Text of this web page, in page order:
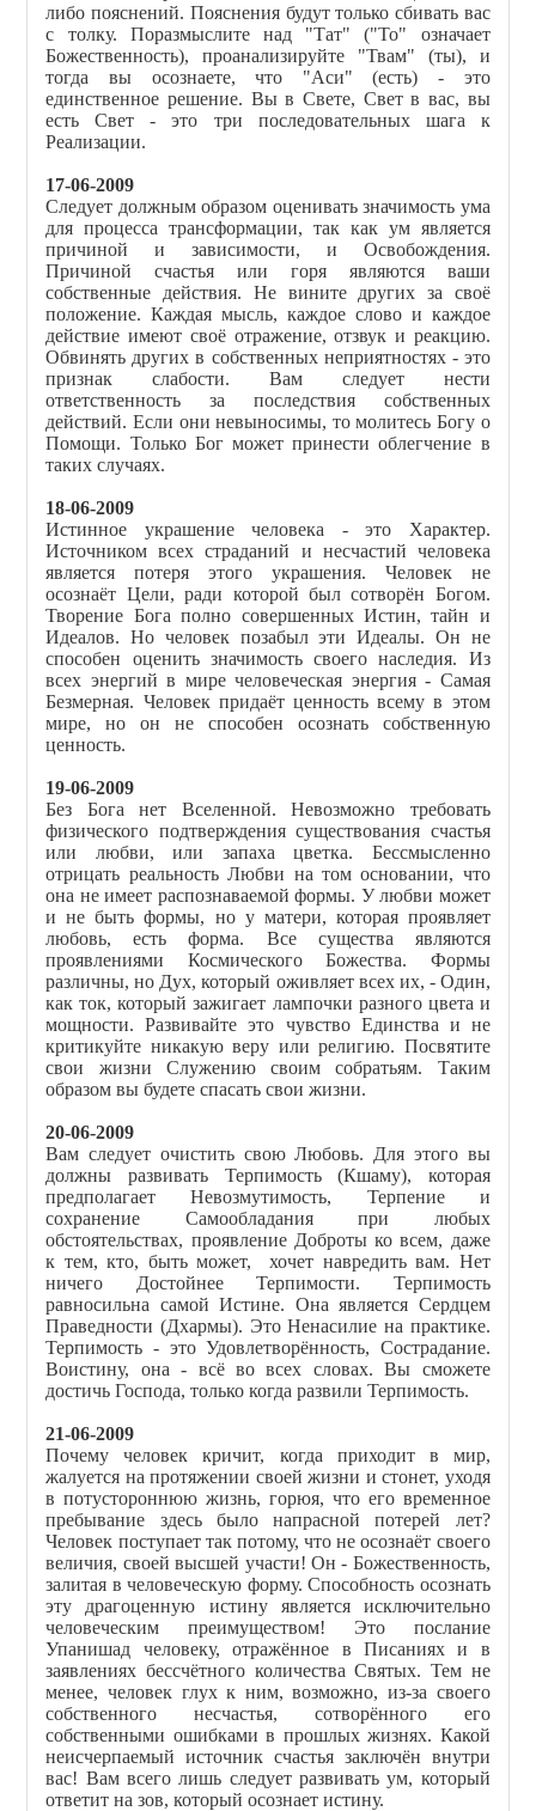
либо пояснений. Пояснения будут только сбивать вас
с толку. Поразмыслите над "Тат" ("То" означает
Божественность), проанализируйте "Твам" (ты), и
тогда вы осознаете, что "Аси" (есть) - это
единственное решение. Вы в Свете, Свет в вас, вы
есть Свет - это три последовательных шага к
Реализации.
17-06-2009
Следует должным образом оценивать значимость ума
для процесса трансформации, так как ум является
причиной и зависимости, и Освобождения.
Причиной счастья или горя являются ваши
собственные действия. Не вините других за своё
положение. Каждая мысль, каждое слово и каждое
действие имеют своё отражение, отзвук и реакцию.
Обвинять других в собственных неприятностях - это
признак слабости. Вам следует нести
ответственность за последствия собственных
действий. Если они невыносимы, то молитесь Богу о
Помощи. Только Бог может принести облегчение в
таких случаях.
18-06-2009
Истинное украшение человека - это Характер.
Источником всех страданий и несчастий человека
является потеря этого украшения. Человек не
осознаёт Цели, ради которой был сотворён Богом.
Творение Бога полно совершенных Истин, тайн и
Идеалов. Но человек позабыл эти Идеалы. Он не
способен оценить значимость своего наследия. Из
всех энергий в мире человеческая энергия - Самая
Безмерная. Человек придаёт ценность всему в этом
мире, но он не способен осознать собственную
ценность.
19-06-2009
Без Бога нет Вселенной. Невозможно требовать
физического подтверждения существования счастья
или любви, или запаха цветка. Бессмысленно
отрицать реальность Любви на том основании, что
она не имеет распознаваемой формы. У любви может
и не быть формы, но у матери, которая проявляет
любовь, есть форма. Все существа являются
проявлениями Космического Божества. Формы
различны, но Дух, который оживляет всех их, - Один,
как ток, который зажигает лампочки разного цвета и
мощности. Развивайте это чувство Единства и не
критикуйте никакую веру или религию. Посвятите
свои жизни Служению своим собратьям. Таким
образом вы будете спасать свои жизни.
20-06-2009
Вам следует очистить свою Любовь. Для этого вы
должны развивать Терпимость (Кшаму), которая
предполагает Невозмутимость, Терпение и
сохранение Самообладания при любых
обстоятельствах, проявление Доброты ко всем, даже
к тем, кто, быть может, хочет навредить вам. Нет
ничего Достойнее Терпимости. Терпимость
равносильна самой Истине. Она является Сердцем
Праведности (Дхармы). Это Ненасилие на практике.
Терпимость - это Удовлетворённость, Сострадание.
Воистину, она - всё во всех словах. Вы сможете
достичь Господа, только когда развили Терпимость.
21-06-2009
Почему человек кричит, когда приходит в мир,
жалуется на протяжении своей жизни и стонет, уходя
в потустороннюю жизнь, горюя, что его временное
пребывание здесь было напрасной потерей лет?
Человек поступает так потому, что не осознаёт своего
величия, своей высшей участи! Он - Божественность,
залитая в человеческую форму. Способность осознать
эту драгоценную истину является исключительно
человеческим преимуществом! Это послание
Упанишад человеку, отражённое в Писаниях и в
заявлениях бессчётного количества Святых. Тем не
менее, человек глух к ним, возможно, из-за своего
собственного несчастья, сотворённого его
собственными ошибками в прошлых жизнях. Какой
неисчерпаемый источник счастья заключён внутри
вас! Вам всего лишь следует развивать ум, который
ответит на зов, который осознает истину.